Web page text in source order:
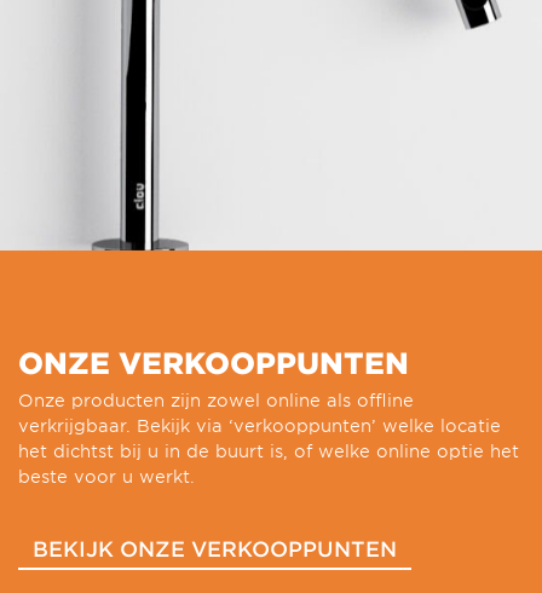
ONZE VERKOOPPUNTEN
Onze producten zijn zowel online als offline
verkrijgbaar. Bekijk via ‘verkooppunten’ welke locatie
het dichtst bij u in de buurt is, of welke online optie het
beste voor u werkt.
BEKIJK ONZE VERKOOPPUNTEN